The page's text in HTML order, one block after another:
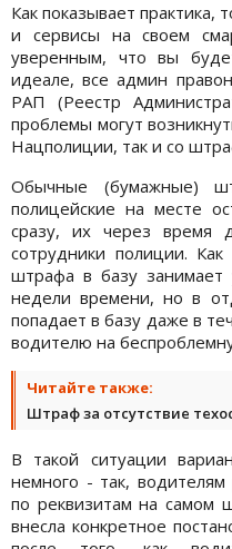
Как показывает практика,
и сервисы на своем
уверенным, что вы
идеале, все админ
РАП (Реестр
проблемы могут
Нацполиции, так и со
Обычные (бумажные)
полицейские на месте
сразу, их через время
сотрудники полиции.
штрафа в базу занимает
недели времени, но в
попадает в базу даже в
водителю на
Читайте также:
Штраф за отсутствие
В такой ситуации
немного - так,
по реквизитам на самом
внесла конкретное